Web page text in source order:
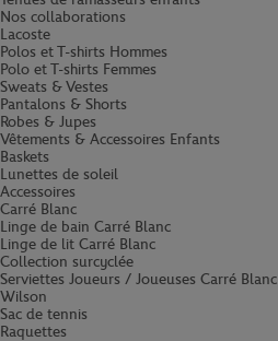
Nos collaborations
Lacoste
Polos et T-shirts Hommes
Polo et T-shirts Femmes
Sweats & Vestes
Pantalons & Shorts
Robes & Jupes
Vêtements & Accessoires Enfants
Baskets
Lunettes de soleil
Accessoires
Carré Blanc
Linge de bain Carré Blanc
Linge de lit Carré Blanc
Collection surcyclée
Serviettes Joueurs / Joueuses Carré Blanc
Wilson
Sac de tennis
Raquettes